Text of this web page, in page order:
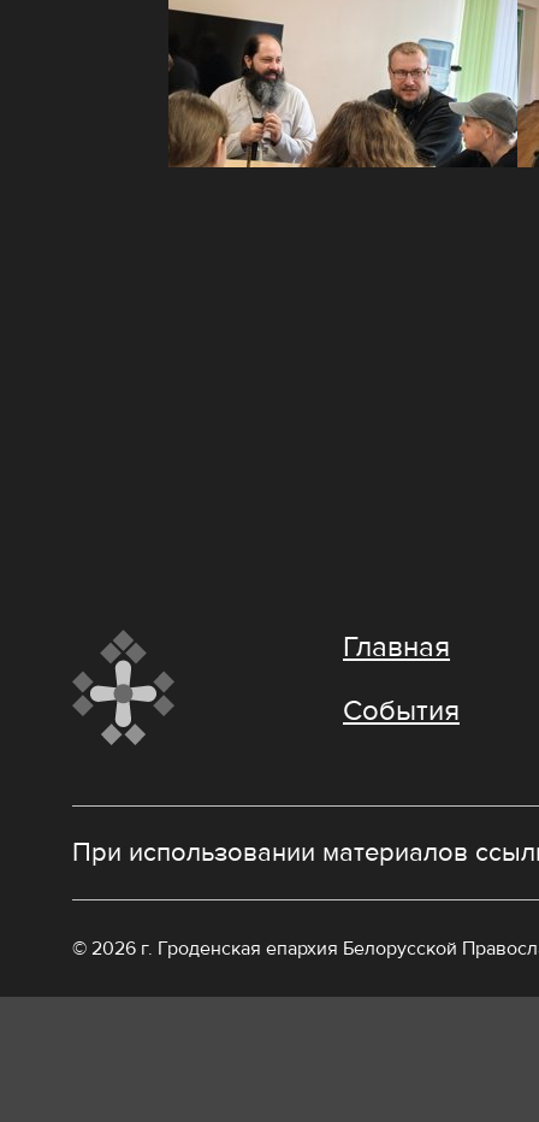
Главная
События
При использовании материалов
© 2026 г. Гроденская епархия Белорусской